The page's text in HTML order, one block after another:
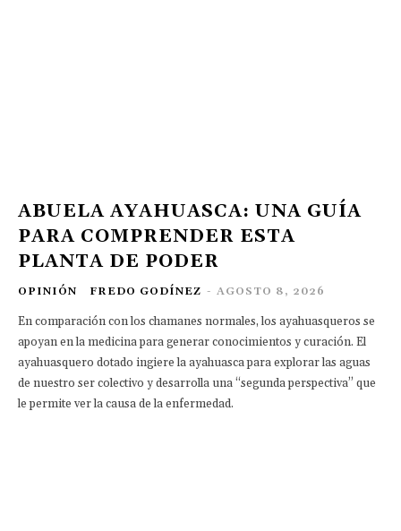
ABUELA AYAHUASCA: UNA GUÍA
PARA COMPRENDER ESTA
PLANTA DE PODER
OPINIÓN FREDO GODÍNEZ - AGOSTO 8, 2026
En comparación con los chamanes normales, los ayahuasqueros se
apoyan en la medicina para generar conocimientos y curación. El
ayahuasquero dotado ingiere la ayahuasca para explorar las aguas
de nuestro ser colectivo y desarrolla una “segunda perspectiva” que
le permite ver la causa de la enfermedad.